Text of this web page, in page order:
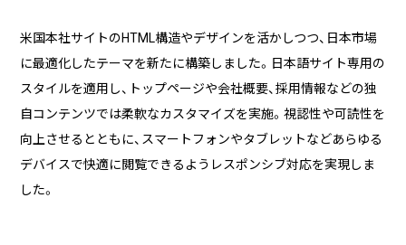
米国本社サイトのHTML構造やデザインを活かしつつ、日本市場
に最適化したテーマを新たに構築しました。日本語サイト専用の
スタイルを適用し、トップページや会社概要、採用情報などの独
自コンテンツでは柔軟なカスタマイズを実施。視認性や可読性を
向上させるとともに、スマートフォンやタブレットなどあらゆる
デバイスで快適に閲覧できるようレスポンシブ対応を実現しま
した。